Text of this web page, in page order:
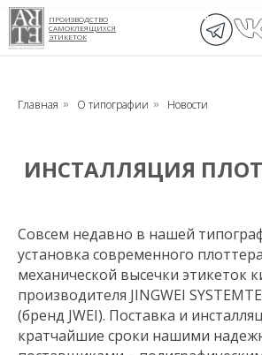
ПРОИЗВОДСТВО
САМОКЛЕЯЩИХСЯ
ЭТИКЕТОК
Главная » О типографии » Новости
ИНСТАЛЛЯЦИЯ
Совсем недавно в нашей
установка современного
механической высечки этикеток
производителя JINGWEI
(бренд JWEI). Поставка и
кратчайшие сроки нашими